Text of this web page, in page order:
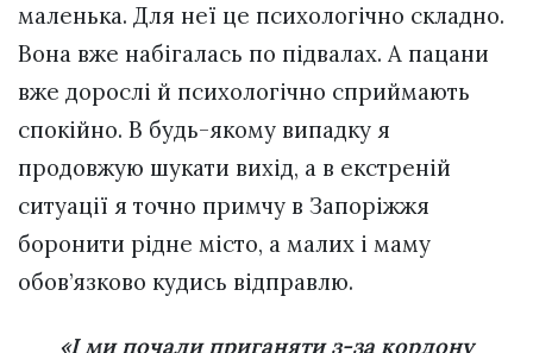
маленька. Для неї це психологічно складно.
Вона вже набігалась по підвалах. А пацани
вже дорослі й психологічно сприймають
спокійно. В будь-якому випадку я
продовжую шукати вихід, а в екстреній
ситуації я точно примчу в Запоріжжя
боронити рідне місто, а малих і маму
обов’язково кудись відправлю.
«І ми почали приганяти з-за кордону